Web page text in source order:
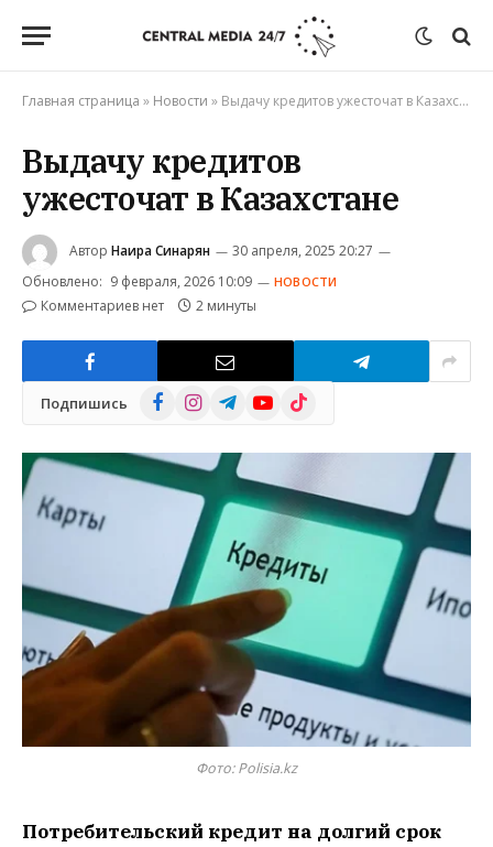
Главная страница » Новости » Выдачу кредитов ужесточат в Казахстане
Выдачу кредитов
ужесточат в Казахстане
Автор Наира Синарян
30 апреля, 2025 20:27
Обновлено: 9 февраля, 2026 10:09 НОВОСТИ
Комментариев нет 2 минуты
Подпишись FacebookInstagramTelegramYouTube
TikTok
Фото: Polisia.kz
Потребительский кредит на долгий срок